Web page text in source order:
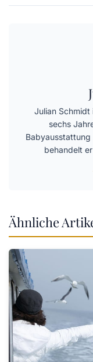
Julian
sechs
Babyausstattung
behandelt
Ähnliche